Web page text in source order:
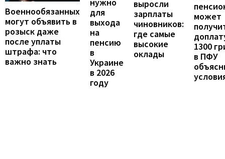
Военнообязанных
могут объявить в
розыск даже
после уплаты
штрафа: что
важно знать
нужно
для
выхода
на
пенсию
в
Украине
в 2026
году
выросли
зарплаты
чиновников:
где самые
высокие
оклады
может
1300
в ПФУ